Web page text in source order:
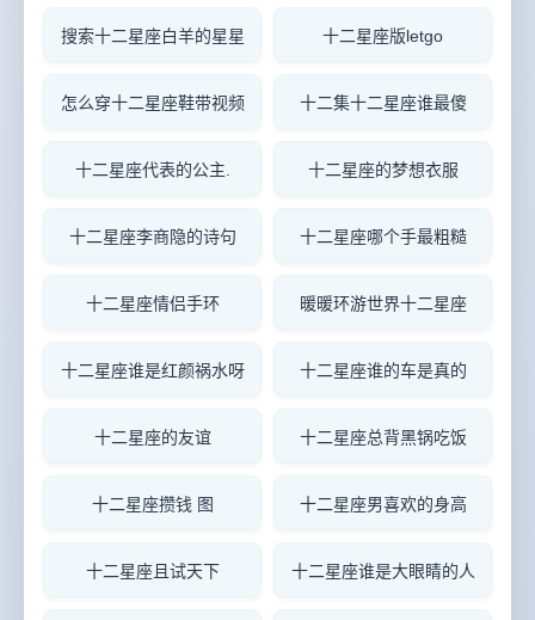
搜索十二星座白羊的星星 十二星座版letgo
怎么穿十二星座鞋带视频 十二集十二星座谁最傻
十二星座代表的公主. 十二星座的梦想衣服
十二星座李商隐的诗句 十二星座哪个手最粗糙
十二星座情侣手环 暖暖环游世界十二星座
十二星座谁是红颜祸水呀 十二星座谁的车是真的
十二星座的友谊 十二星座总背黑锅吃饭
十二星座攒钱 图 十二星座男喜欢的身高
十二星座且试天下 十二星座谁是大眼睛的人